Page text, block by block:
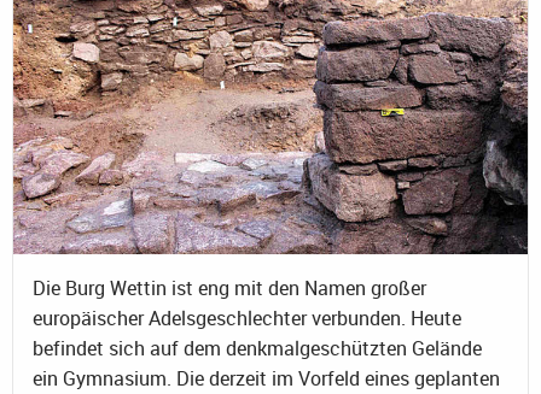
Die Burg Wettin ist eng mit den Namen großer
europäischer Adelsgeschlechter verbunden. Heute
befindet sich auf dem denkmalgeschützten Gelände
ein Gymnasium. Die derzeit im Vorfeld eines geplanten